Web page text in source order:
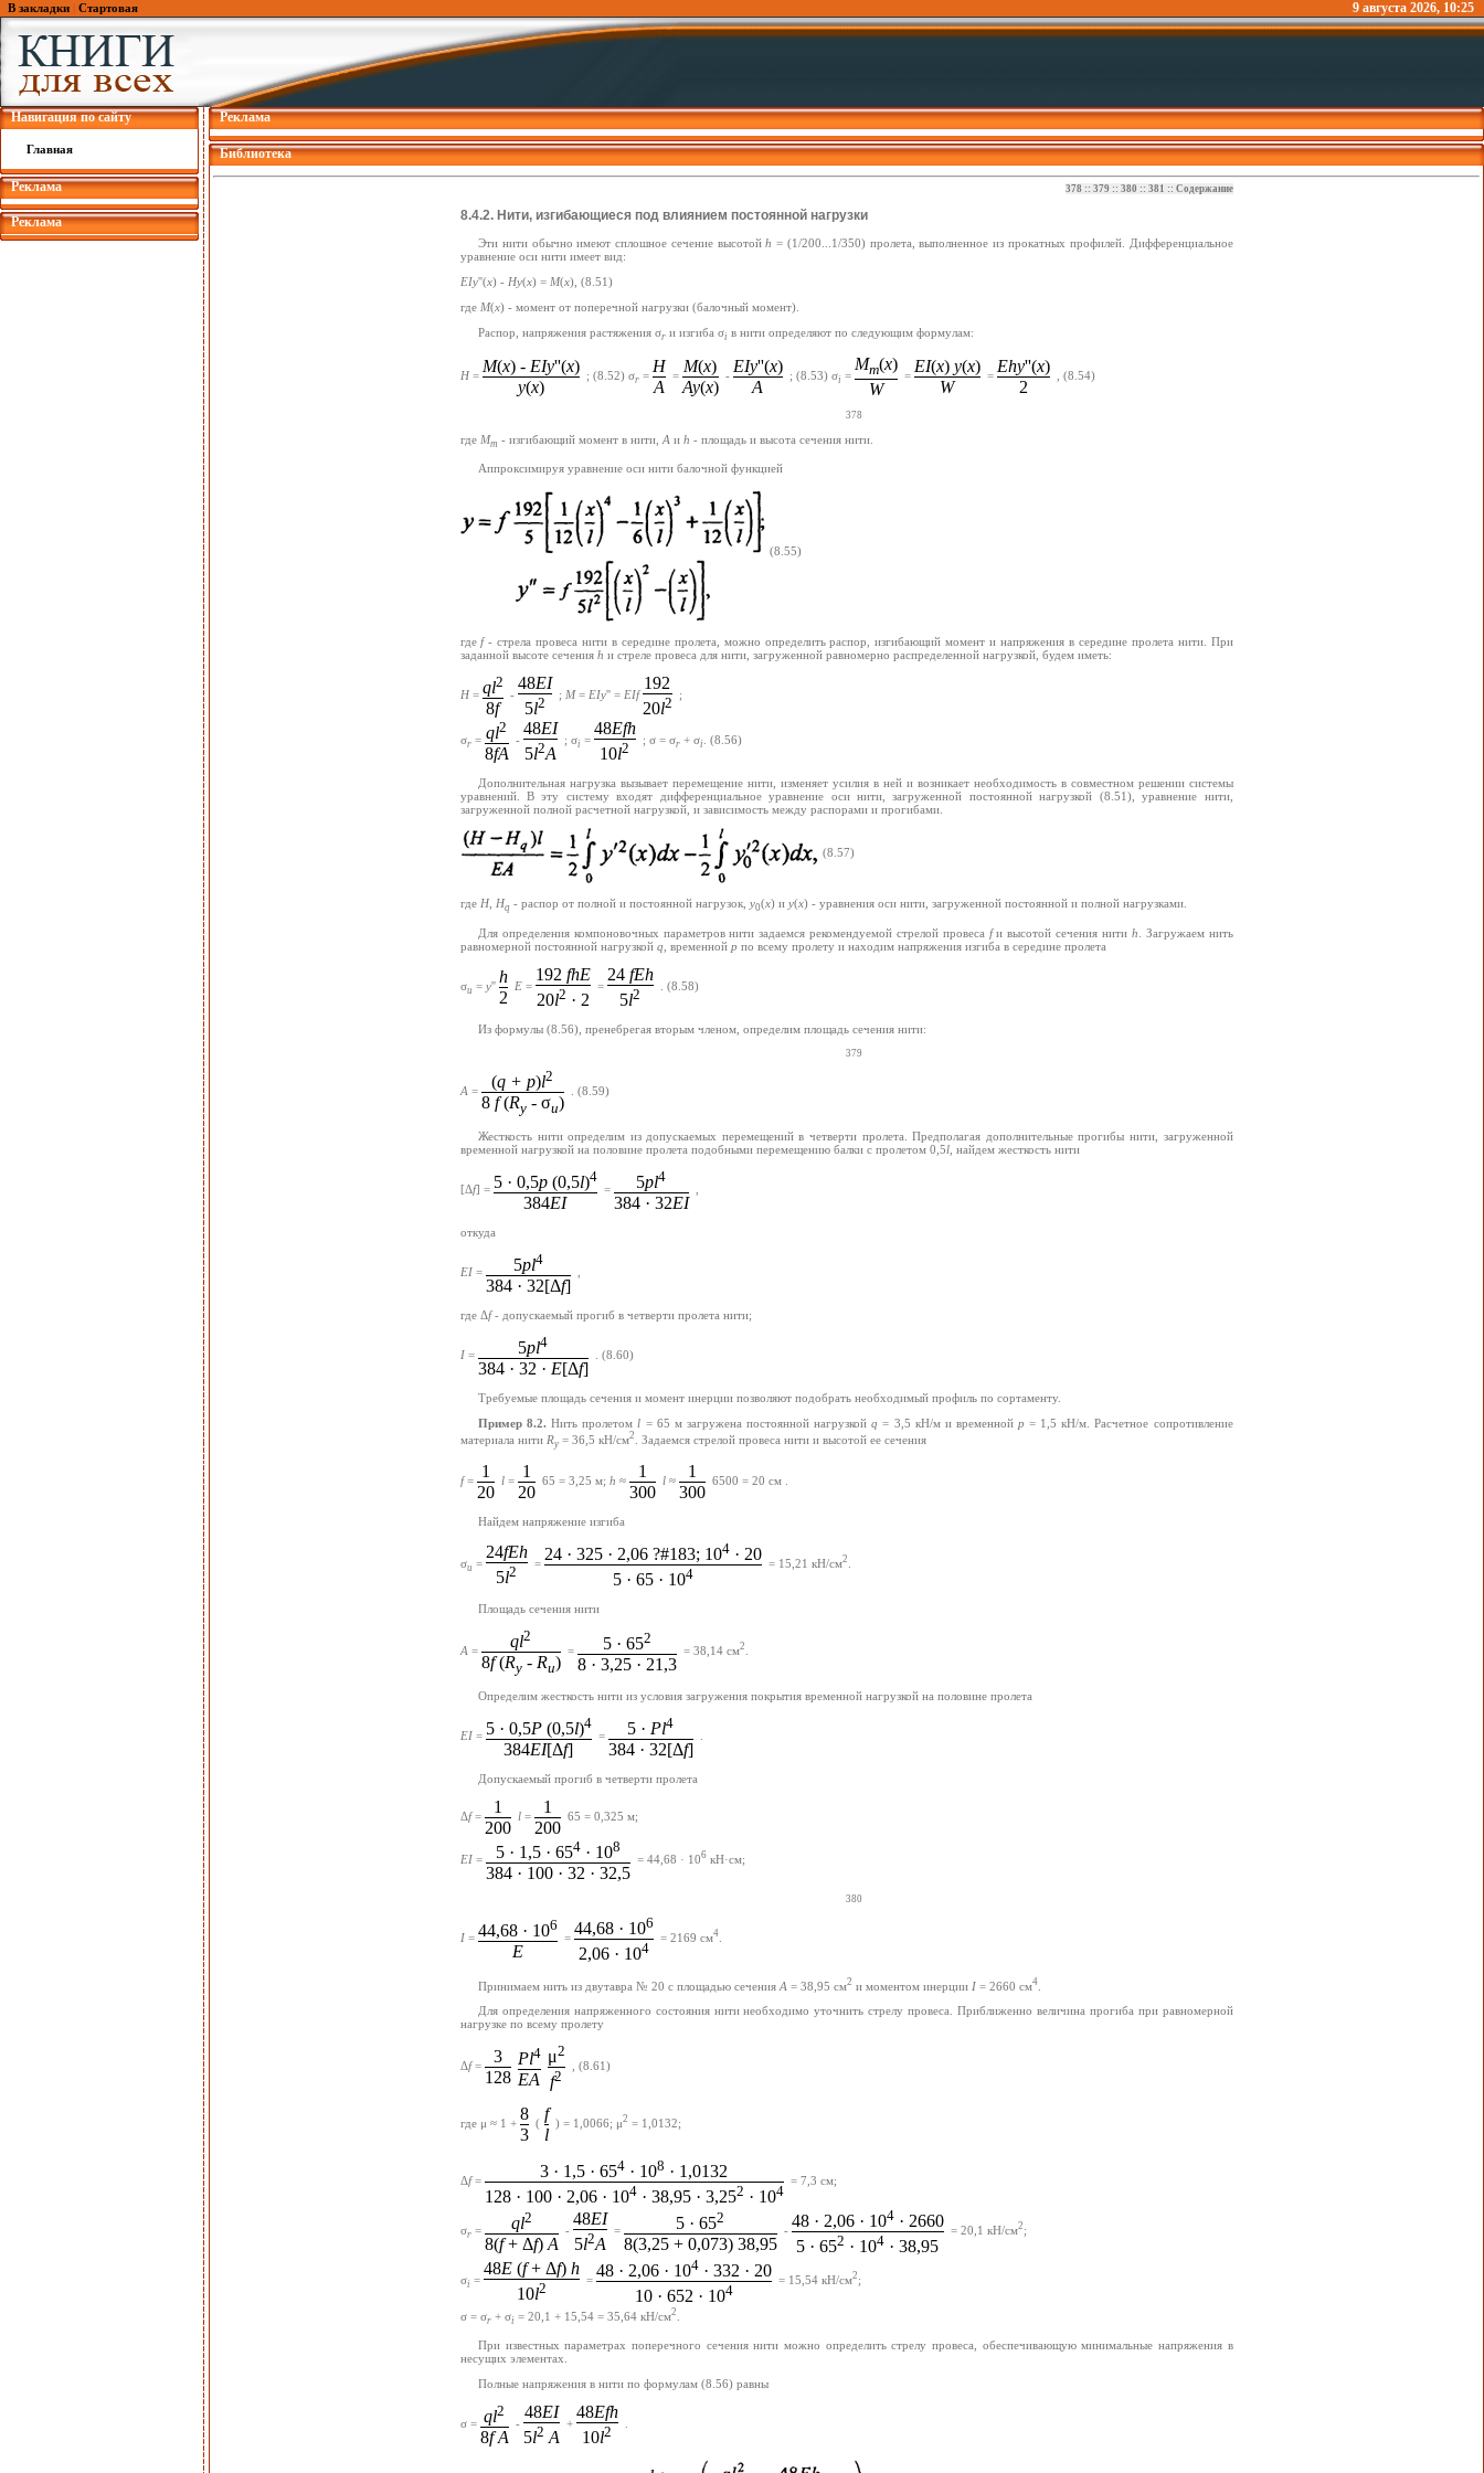
В закладки Стартовая 9 августа 2026, 10:25
Навигация по сайту
Главная
Реклама
Реклама
Реклама
Библиотека
378 :: 379 :: 380 :: 381 :: Содержание
8.4.2. Нити, изгибающиеся под влиянием постоянной нагрузки
Эти нити обычно имеют сплошное сечение высотойh = (1/200...1/350) пролета, выполненное из прокатных профилей. Дифференциальное
уравнение оси нити имеет вид:
ЕIу''(x) - Ну(х) = М(х), (8.51)
где М(х) - момент от поперечной нагрузки (балочный момент).
Распор, напряжения растяжения σr и изгиба σi в нити определяют по следующим формулам:
H=
M(x) - EIy''(x)
y(x)
; (8.52) σr=
H
A
=
M(x)
Ay(x)
-
EIy''(x)
A
; (8.53) σi =
Mm(x)
W
=
EI(x) y(x)
W
=
Ehy''(x)
2
, (8.54)
378
где Мт - изгибающий момент в нити, А и h - площадь и высота сечения нити.
Аппроксимируя уравнение оси нити балочной функцией
(8.55)
гдеf- стрела провеса нити в середине пролета, можно определить распор, изгибающий момент и напряжения в середине пролета нити. При
заданной высоте сечения h и стреле провеса для нити, загруженной равномерно распределенной нагрузкой, будем иметь:
H= ql2
8f
-
48EI
5l2 ; M= EIy'' = EIf
192
20l2;
σr= ql2
8fA
-
48EI
5l2A
; σi =
48Efh
10l2 ; σ = σr+ σi (8.56)
Дополнительная нагрузка вызывает перемещение нити, изменяет усилия в ней и возникает необходимость в совместном решении системы
уравнений. В эту систему входят дифференциальное уравнение оси нити, загруженной постоянной нагрузкой (8.51), уравнение нити,
загруженной полной расчетной нагрузкой, и зависимость между распорами и прогибами.
(8.57)
где H, Hq- распор от полной и постоянной нагрузок, у0(х) и у(х) - уравнения оси нити, загруженной постоянной и полной нагрузками.
Для определения компоновочных параметров нити задаемся рекомендуемой стрелой провеса fи высотой сечения нити h . Загружаем нить
равномерной постоянной нагрузкой q , временной р по всему пролету и находим напряжения изгиба в середине пролета
σu = y''
h
2
E=
192 fhE
20l2 · 2
=
24 fEh
5l2 . (8.58)
Из формулы (8.56), пренебрегая вторым членом, определим площадь сечения нити:
379
A = (q + p)l2
8 f(Ry- σu)
. (8.59)
Жесткость нити определим из допускаемых перемещений в четверти пролета. Предполагая дополнительные прогибы нити, загруженной
временной нагрузкой на половине пролета подобными перемещению балки с пролетом 0,5l, найдем жесткость нити
[Δf] = 5 · 0,5p(0,5l)4
384EI
= 5pl4
384 · 32EI
откуда
EI= 5pl4
384 · 32[Δf]
где Δf- допускаемый прогиб в четверти пролета нити;
I= 5pl4
384 · 32 · E[Δf]
(8.60)
Требуемые площадь сечения и момент инерции позволяют подобрать необходимый профиль по сортаменту.
Пример 8.2. Нить пролетомl = 65 м загружена постоянной нагрузкойq = 3,5 кН/м и временной p = 1,5 кН/м. Расчетное сопротивление
материала нити Ry= 36,5 кН/см2 . Задаемся стрелой провеса нити и высотой ее сечения
f=
1
20
l=
1
20
65 = 3,25 м; h ≈
1
300
l≈
1
300
6500 = 20 см .
Найдем напряжение изгиба
σu =
24fEh
5l2 = 24 · 325 · 2,06 ?#183; 104· 20
5 · 65 · 104
= 15,21 кН/см2
Площадь сечения нити
A = ql2
8f(Ry- Ru)
= 5 · 652
8 · 3,25 · 21,3
= 38,14 см2
Определим жесткость нити из условия загружения покрытия временной нагрузкой на половине пролета
EI= 5 · 0,5P(0,5l)4
384EI[Δf]
= 5 · Pl4
384 · 32[Δf]
Допускаемый прогиб в четверти пролета
Δf=
1
200
l=
1
200
65 = 0,325 м;
EI= 5 · 1,5 · 654· 108
384 · 100 · 32 · 32,5
= 44,68 · 106кН·см;
380
I= 44,68 · 106
E
= 44,68 · 106
2,06 · 104
= 2169 см4.
Принимаем нить из двутавра № 20 с площадью сечения A = 38,95 см2 и моментом инерции I = 2660 см4
Для определения напряженного состояния нити необходимо уточнить стрелу провеса. Приближенно величина прогиба при равномерной
нагрузке по всему пролету
Δf=
3
128
Pl4
EA
μ2
f2
, (8.61)
где μ ≈ 1 +
8
3
(
f
l
) = 1,0066; μ2 = 1,0132;
Δf= 3 · 1,5 · 654 · 108 · 1,0132
128 · 100 · 2,06 · 104· 38,95 · 3,252 · 104
= 7,3 см;
σr= ql2
8(f+ Δf)A
-
48EI
5l2A
= 5 · 652
8(3,25 + 0,073) 38,95
- 48 · 2,06 · 104· 2660
5 · 652 · 104 · 38,95
= 20,1 кН/см2 ;
σi =
48E(f+ Δf) h
10l2 = 48 · 2,06 · 104· 332 · 20
10 · 652 · 104
= 15,54 кН/см2 ;
σ = σr+ σi = 20,1 + 15,54 = 35,64 кН/см2
При известных параметрах поперечного сечения нити можно определить стрелу провеса, обеспечивающую минимальные напряжения в
несущих элементах.
Полные напряжения в нити по формулам (8.56) равны
σ = ql2
8f A
-
48EI
5l2 A
+
48Efh
10l2 .